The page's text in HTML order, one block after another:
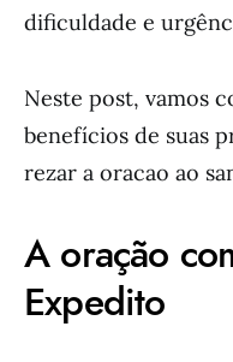
dificuldade e
Neste post, vamos
benefícios de suas
rezar a oracao ao
A oração
Expedito